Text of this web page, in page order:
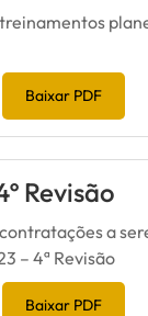
Baixar PDF
Revisão
a
– 4ª Revisão
Baixar PDF